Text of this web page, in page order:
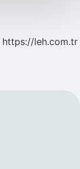
https://leh.com.tr